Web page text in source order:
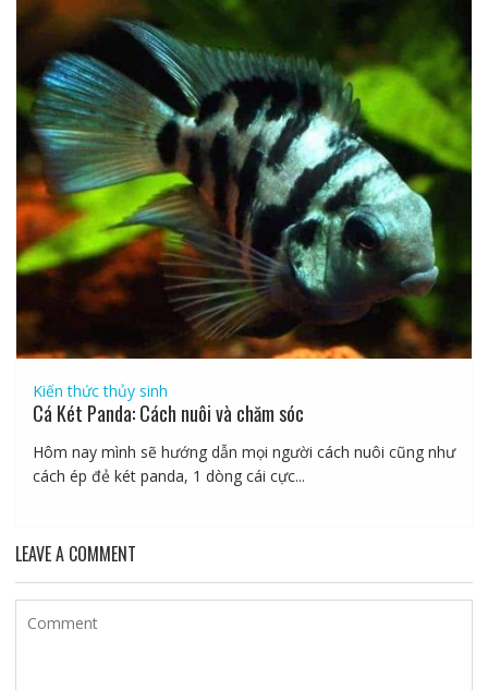
Kiến thức thủy sinh
Cá Két Panda: Cách nuôi và chăm sóc
Hôm nay mình sẽ hướng dẫn mọi người cách nuôi cũng như
cách ép đẻ két panda, 1 dòng cái cực...
LEAVE A COMMENT